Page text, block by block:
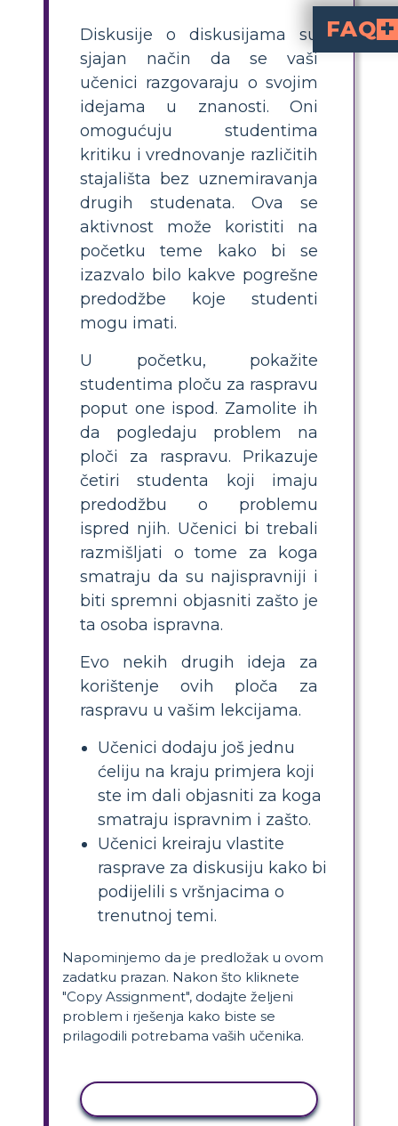
Diskusije o diskusijama su
sjajan način da se vaši
učenici razgovaraju o svojim
idejama u znanosti. Oni
omogućuju studentima
kritiku i vrednovanje različitih
stajališta bez uznemiravanja
drugih studenata. Ova se
aktivnost može koristiti na
početku teme kako bi se
izazvalo bilo kakve pogrešne
predodžbe koje studenti
mogu imati.
U početku, pokažite
studentima ploču za raspravu
poput one ispod. Zamolite ih
da pogledaju problem na
ploči za raspravu. Prikazuje
četiri studenta koji imaju
predodžbu o problemu
ispred njih. Učenici bi trebali
razmišljati o tome za koga
smatraju da su najispravniji i
biti spremni objasniti zašto je
ta osoba ispravna.
Evo nekih drugih ideja za
korištenje ovih ploča za
raspravu u vašim lekcijama.
Učenici dodaju još jednu
ćeliju na kraju primjera koji
ste im dali objasniti za koga
smatraju ispravnim i zašto.
Učenici kreiraju vlastite
rasprave za diskusiju kako bi
podijelili s vršnjacima o
trenutnoj temi.
Napominjemo da je predložak u ovom
zadatku prazan. Nakon što kliknete
"Copy Assignment", dodajte željeni
problem i rješenja kako biste se
prilagodili potrebama vaših učenika.
FAQ